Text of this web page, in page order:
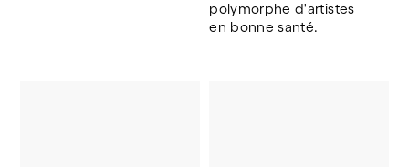
polymorphe d'artistes
en bonne santé.